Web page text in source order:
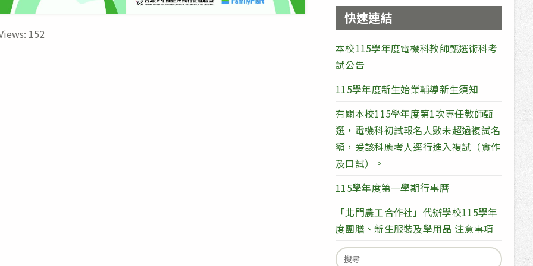
152
快速連結
本校115學年度電機科教師甄選術科考
試公告
115學年度新生始業輔導新生須知
有關本校115學年度第1次專任教師甄
選，電機科初試報名人數未超過複試名
額，爰該科應考人逕行進入複試（實作
及口試）。
115學年度第一學期行事曆
「北門農工合作社」代辦學校115學年
度團膳、新生服裝及學用品 注意事項
Search